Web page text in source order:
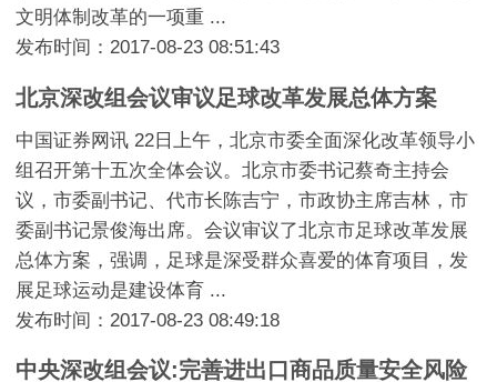
文明体制改革的一项重 ...
发布时间：2017-08-23 08:51:43
北京深改组会议审议足球改革发展总体方案
中国证券网讯 22日上午，北京市委全面深化改革领导小
组召开第十五次全体会议。北京市委书记蔡奇主持会
议，市委副书记、代市长陈吉宁，市政协主席吉林，市
委副书记景俊海出席。会议审议了北京市足球改革发展
总体方案，强调，足球是深受群众喜爱的体育项目，发
展足球运动是建设体育 ...
发布时间：2017-08-23 08:49:18
中央深改组会议:完善进出口商品质量安全风险